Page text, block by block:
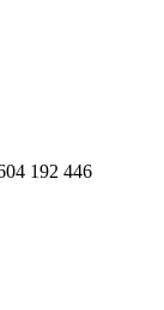
192 446